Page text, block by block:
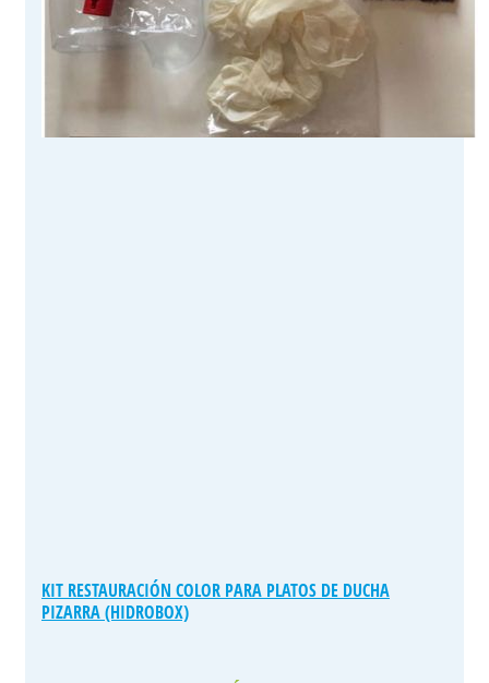
KIT RESTAURACIÓN COLOR PARA PLATOS DE DUCHA
PIZARRA (HIDROBOX)